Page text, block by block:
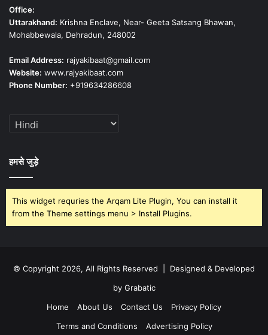
Office:
Uttarakhand: Krishna Enclave, Near- Geeta Satsang Bhawan,
Mohabbewala, Dehradun, 248002
Email Address: rajyakibaat@gmail.com
Website: www.rajyakibaat.com
Phone Number: +919634286608
हमसे जुड़े
This widget requries the Arqam Lite Plugin, You can install it
from the Theme settings menu > Install Plugins.
© Copyright 2026, All Rights Reserved | Designed & Developed
by Grabatic
Home
About Us Contact Us
Privacy Policy
Terms and Conditions
Advertising Policy